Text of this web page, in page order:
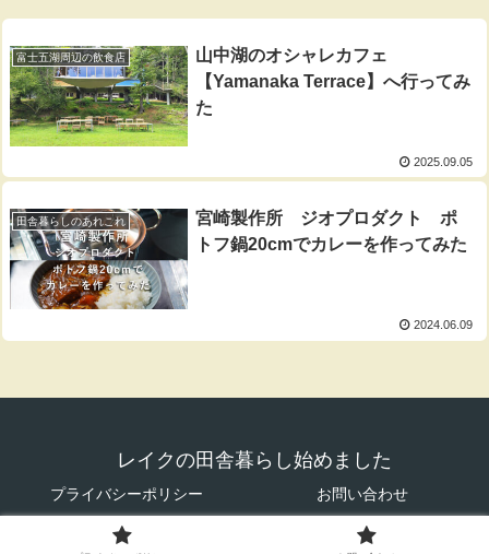
富士五湖周辺の飲食店
山中湖のオシャレカフェ
【Yamanaka Terrace】へ行ってみ
た
2025.09.05
田舎暮らしのあれこれ
宮崎製作所 ジオプロダクト ポ
トフ鍋20cmでカレーを作ってみた
2024.06.09
レイクの田舎暮らし始めました
プライバシーポリシー お問い合わせ
© 2021 レイクの田舎暮らし始めました.